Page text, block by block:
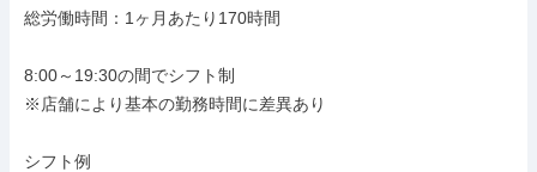
総労働時間：1ヶ月あたり170時間
8:00～19:30の間でシフト制
※店舗により基本の勤務時間に差異あり
シフト例